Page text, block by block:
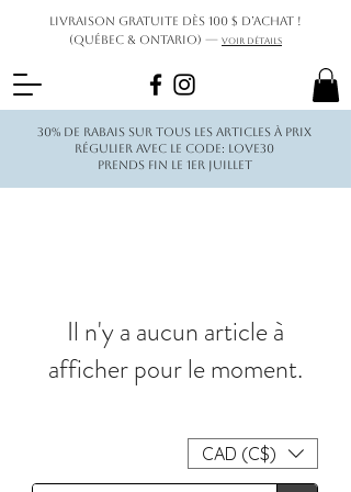
Livraison gratuite dès 100 $ d’achat !
(Québec & Ontario) — Voir détails
30% de rabais sur tous les articles à prix
régulier avec le code: love30
Prends fin le 1er juillet
Il n'y a aucun article à
afficher pour le moment.
CAD (C$)